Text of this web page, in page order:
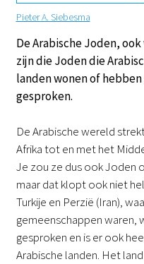
Pieter A. Siebesma
De Arabische Joden,
zijn die Joden die
landen wonen of
gesproken.
De Arabische wereld
Afrika tot en met het
Je zou ze dus ook Joden
maar dat klopt ook niet
Turkije en Perzië (Iran),
gemeenschappen waren,
gesproken en is er ook
Arabische landen. Het